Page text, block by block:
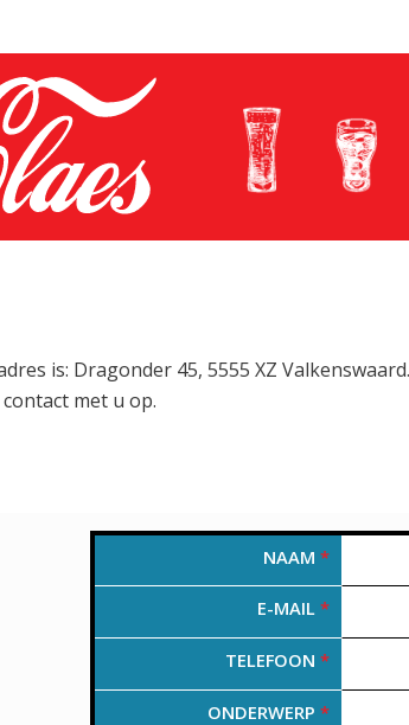
is: Dragonder 45, 5555 XZ
met u op.
NAAM *
E-MAIL *
TELEFOON *
ONDERWERP *